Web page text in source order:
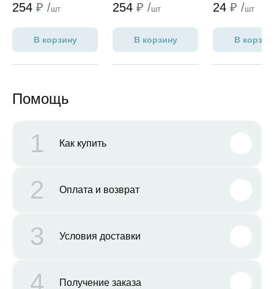
254 ₽ /шт
В корзину
254 ₽ /шт
В корзину
24 ₽ /шт
В
Помощь
1 Как купить
2 Оплата и возврат
3 Условия доставки
4 Получение заказа